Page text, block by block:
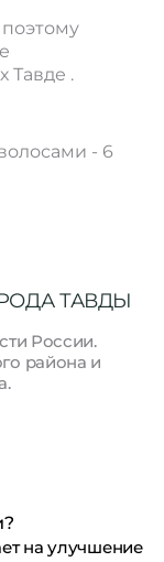
Тавде .
- 6
ТАВДЫ
России.
района и
на улучшение